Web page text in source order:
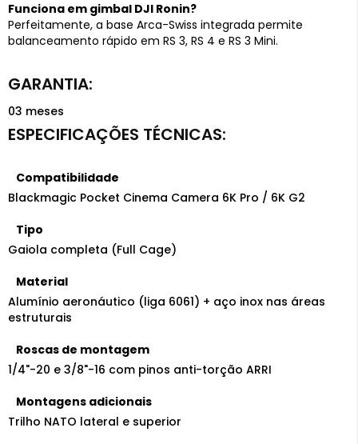
03 meses
Compatibilidade
Blackmagic Pocket Cinema Camera 6K Pro / 6K G2
Tipo
Gaiola completa (Full Cage)
Material
Alumínio aeronáutico (liga 6061) + aço inox nas áreas
estruturais
Roscas de montagem
1/4"-20 e 3/8"-16 com pinos anti-torção ARRI
Montagens adicionais
Trilho NATO lateral e superior
Funciona em gimbal DJI Ronin?
Perfeitamente, a base Arca-Swiss integrada permite
balanceamento rápido em RS 3, RS 4 e RS 3 Mini.